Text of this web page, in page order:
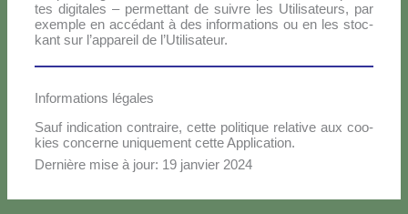
tes di­gi­ta­les – per­met­tant de sui­vre les Uti­li­sa­teurs, par
exem­ple en ac­cé­dant à des in­for­ma­tions ou en les stoc­
kant sur l’appareil de l’Utilisateur.
Informations légales
Sauf in­di­ca­tion con­trai­re, cet­te po­li­ti­que re­la­ti­ve aux coo­
kies con­cer­ne uni­que­ment cet­te Ap­pli­ca­tion.
Der­niè­re mi­se à jour: 19 jan­vier 2024